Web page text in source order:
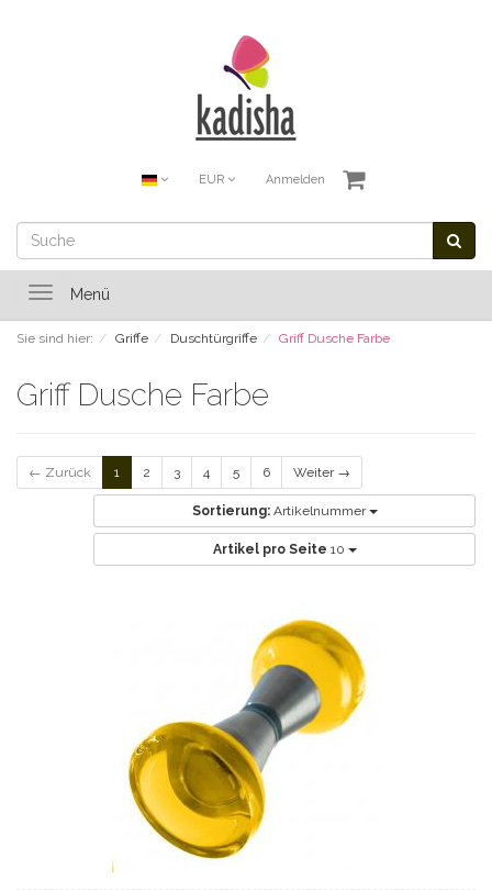
EUR Anmelden
ToggleMenü
Sie sind hier: Griffe Duschtürgriffe Griff Dusche Farbe
Griff Dusche Farbe
← Zurück 1 2 3 4 5 6 Weiter →
Sortierung: Artikelnummer
Artikel pro Seite 10